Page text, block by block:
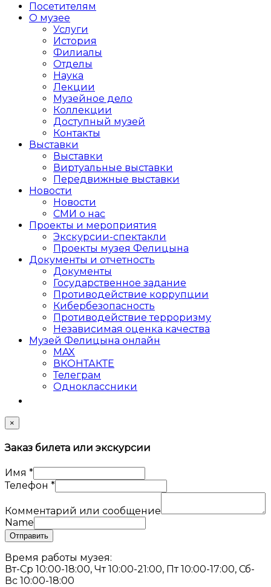
Посетителям
О музее
Услуги
История
Филиалы
Отделы
Наука
Лекции
Музейное дело
Коллекции
Доступный музей
Контакты
Выставки
Выставки
Виртуальные выставки
Передвижные выставки
Новости
Новости
СМИ о нас
Проекты и мероприятия
Экскурсии-спектакли
Проекты музея Фелицына
Документы и отчетность
Документы
Государственное задание
Противодействие коррупции
Кибер­безопасность
Противодействие терроризму
Независимая оценка качества
Музей Фелицына онлайн
MAX
ВКОНТАКТЕ
Телеграм
Одноклассники
×
Заказ билета или экскурсии
Имя *
Телефон *
Комментарий или сообщение
Name
Отправить
Время работы музея:
Вт-Ср 10:00-18:00, Чт 10:00-21:00, Пт 10:00-17:00, Сб-
Вс 10:00-18:00